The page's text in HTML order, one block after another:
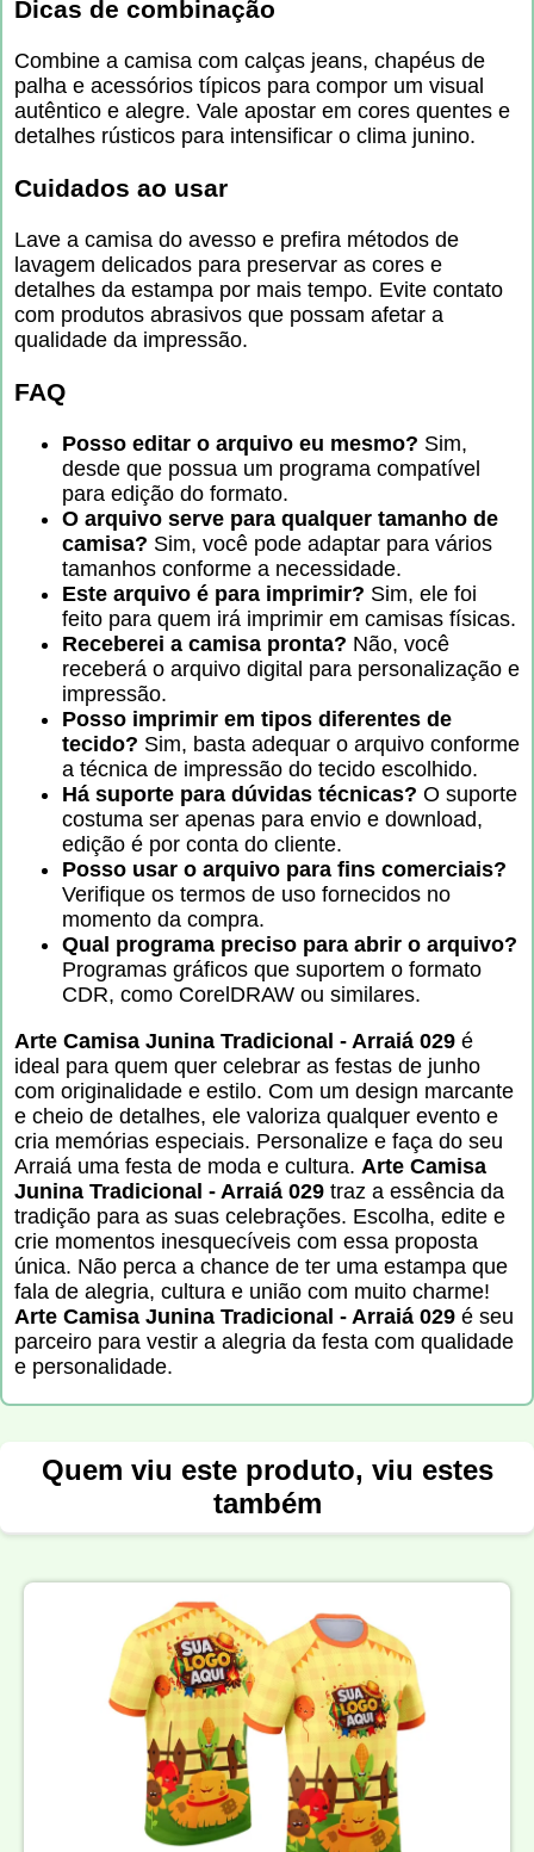
Dicas de combinação
Combine a camisa com calças jeans, chapéus de
palha e acessórios típicos para compor um visual
autêntico e alegre. Vale apostar em cores quentes e
detalhes rústicos para intensificar o clima junino.
Cuidados ao usar
Lave a camisa do avesso e prefira métodos de
lavagem delicados para preservar as cores e
detalhes da estampa por mais tempo. Evite contato
com produtos abrasivos que possam afetar a
qualidade da impressão.
FAQ
Posso editar o arquivo eu mesmo? Sim,
desde que possua um programa compatível
para edição do formato.
O arquivo serve para qualquer tamanho de
camisa? Sim, você pode adaptar para vários
tamanhos conforme a necessidade.
Este arquivo é para imprimir? Sim, ele foi
feito para quem irá imprimir em camisas físicas.
Receberei a camisa pronta? Não, você
receberá o arquivo digital para personalização e
impressão.
Posso imprimir em tipos diferentes de
tecido? Sim, basta adequar o arquivo conforme
a técnica de impressão do tecido escolhido.
Há suporte para dúvidas técnicas? O suporte
costuma ser apenas para envio e download,
edição é por conta do cliente.
Posso usar o arquivo para fins comerciais?
Verifique os termos de uso fornecidos no
momento da compra.
Qual programa preciso para abrir o arquivo?
Programas gráficos que suportem o formato
CDR, como CorelDRAW ou similares.
Arte Camisa Junina Tradicional - Arraiá 029 é
ideal para quem quer celebrar as festas de junho
com originalidade e estilo. Com um design marcante
e cheio de detalhes, ele valoriza qualquer evento e
cria memórias especiais. Personalize e faça do seu
Arraiá uma festa de moda e cultura. Arte Camisa
Junina Tradicional - Arraiá 029 traz a essência da
tradição para as suas celebrações. Escolha, edite e
crie momentos inesquecíveis com essa proposta
única. Não perca a chance de ter uma estampa que
fala de alegria, cultura e união com muito charme!
Arte Camisa Junina Tradicional - Arraiá 029 é seu
parceiro para vestir a alegria da festa com qualidade
e personalidade.
Quem viu este produto, viu estes
também